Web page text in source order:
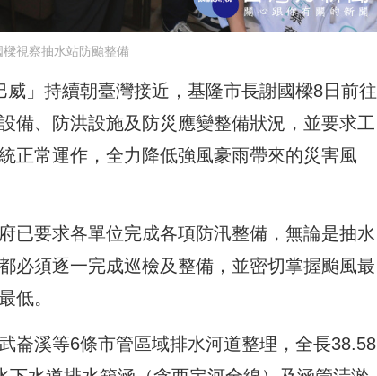
視察抽水站防颱整備
」持續朝臺灣接近，基隆市長謝國樑8日前往
備、防洪設施及防災應變整備狀況，並要求工
正常運作，全力降低強風豪雨帶來的災害風
已要求各單位完成各項防汛整備，無論是抽水
必須逐一完成巡檢及整備，並密切掌握颱風最
低。
崙溪等6條市管區域排水河道整理，全長38.58